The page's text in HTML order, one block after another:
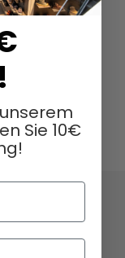
Sie 10€